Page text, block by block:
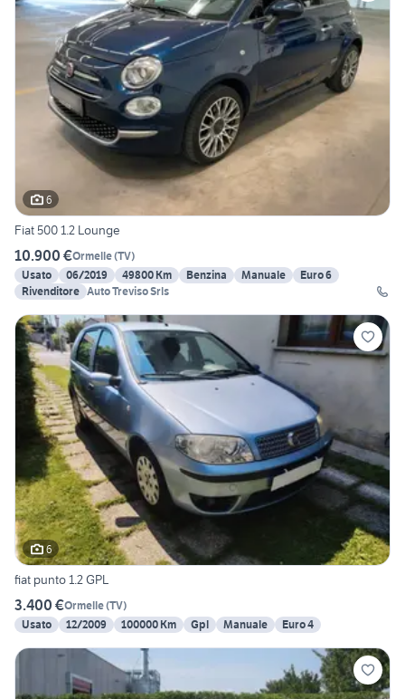
6
Fiat 500 1.2 Lounge
10.900 €Ormelle(TV)
Usato
06/2019 49800 Km Benzina Manuale
Euro 6
Rivenditore Auto Treviso Srls
6
fiat punto 1.2 GPL
3.400 €Ormelle(TV)
Usato
12/2009 100000 Km Gpl Manuale Euro 4